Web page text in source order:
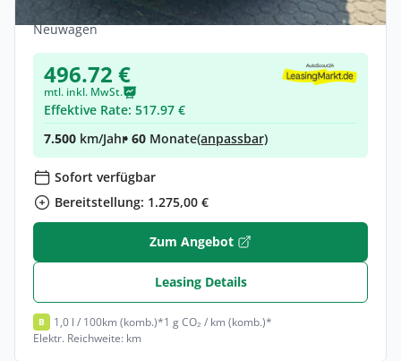
Hybrid • Automatik •
92 PS (68 kW)
Neuwagen
496.72 €
mtl. inkl. MwSt.
Effektive Rate: 517.97 €
7.500 km/Jahr• 60 Monate(anpassbar)
Sofort verfügbar
Bereitstellung: 1.275,00 €
Zum Angebot
Leasing Details
B 1,0 l / 100km (komb.)*1 g CO₂ / km (komb.)*
Elektr. Reichweite: km